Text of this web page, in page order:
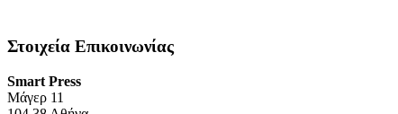
Στοιχεία Επικοινωνίας
Smart Press
Mάγερ 11